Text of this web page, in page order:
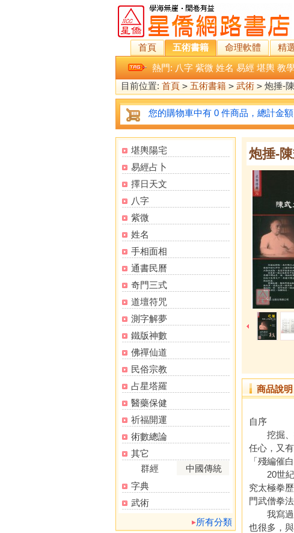
首頁 五術書籍 命理軟體 精
熱門: 八字 紫微 姓名 易經 堪輿 教
目前位置: 首頁 > 五術書籍 > 武術 > 炮捶-
您的購物車中有 0 件商品，總計金額
堪輿陽宅
易經占卜
擇日天文
八字
紫微
姓名
手相面相
通書民曆
奇門三式
道壇符咒
測字解夢
鐵版神數
佛禪仙道
民俗宗教
占星塔羅
醫藥保健
祈福開運
術數總論
其它
群經
中國傳統
字典
武術
所有分類
炮捶-
商品說明
自序
挖掘、搶
任心，又
「殘編催
20世紀
究太極拳
門武僧拳
我寫過幾
也很多，